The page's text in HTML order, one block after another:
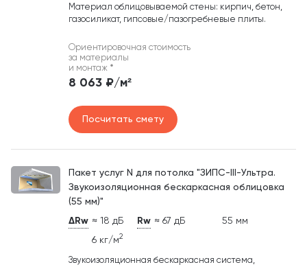
Материал облицовываемой стены: кирпич, бетон,
газосиликат, гипсовые/пазогребневые плиты.
Ориентировочная стоимость
за материалы
и монтаж *
8 063 ₽/м²
Посчитать смету
Пакет услуг N для потолка "ЗИПС-III-Ультра.
Звукоизоляционная бескаркасная облицовка
(55 мм)"
ΔRw ≈ 18 дБ Rw ≈ 67 дБ
55 мм
6 кг/м2
Звукоизоляционная бескаркасная система,